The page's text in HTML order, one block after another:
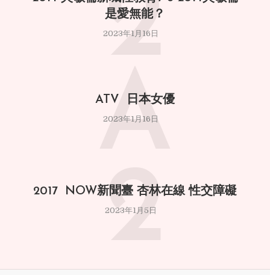
是愛無能？
2023年1月16日
2
ATV 日本女優
2023年1月16日
A
2017 NOW新聞臺 杏林在線 性交障礙
2023年1月5日
2